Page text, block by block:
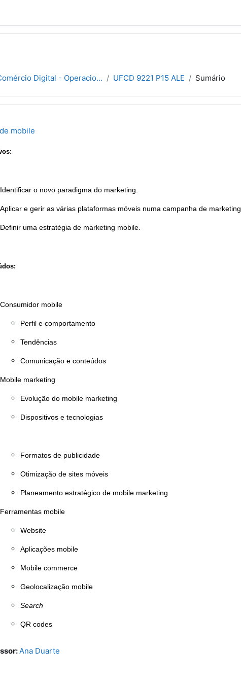
Digital - Operacio... UFCD 9221 P15 ALE Sumário
mobile
Identificar o novo paradigma do marketing.
Aplicar e gerir as várias plataformas móveis numa campanha de marketing.
Definir uma estratégia de marketing mobile.
Consumidor mobile
Perfil e comportamento
Tendências
Comunicação e conteúdos
Mobile marketing
Evolução do mobile marketing
Dispositivos e tecnologias
Formatos de publicidade
Otimização de sites móveis
Planeamento estratégico de mobile marketing
Ferramentas mobile
Website
Aplicações mobile
Mobile commerce
Geolocalização mobile
Search
QR codes
Ana Duarte